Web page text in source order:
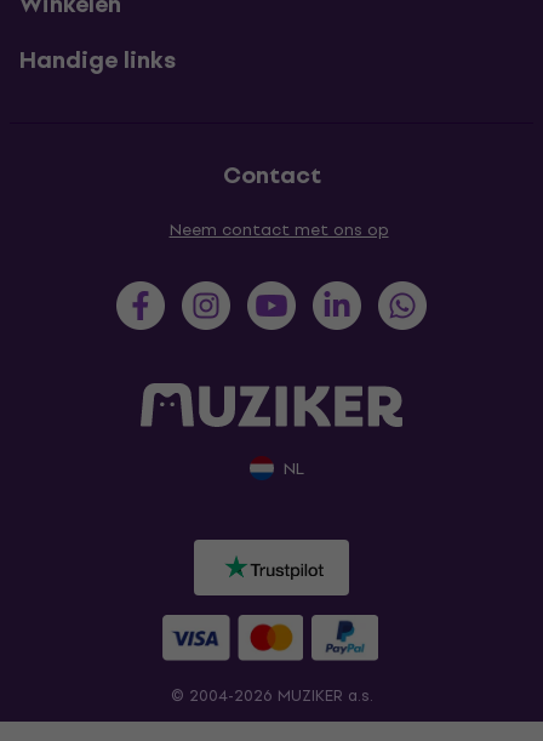
Handige links
Contact
Neem contact met ons op
NL
© 2004-2026 MUZIKER a.s.